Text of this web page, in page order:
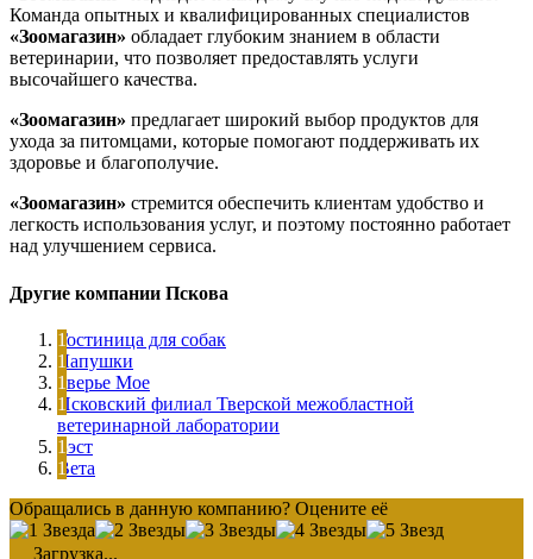
Команда опытных и квалифицированных специалистов
«Зоомагазин» обладает глубоким знанием в области
ветеринарии, что позволяет предоставлять услуги
высочайшего качества.
«Зоомагазин» предлагает широкий выбор продуктов для
ухода за питомцами, которые помогают поддерживать их
здоровье и благополучие.
«Зоомагазин» стремится обеспечить клиентам удобство и
легкость использования услуг, и поэтому постоянно работает
над улучшением сервиса.
Другие компании Пскова
Гостиница для собак
Лапушки
Зверье Мое
Псковский филиал Тверской межобластной
ветеринарной лаборатории
Бэст
Вета
Обращались в данную компанию? Оцените её
Загрузка...